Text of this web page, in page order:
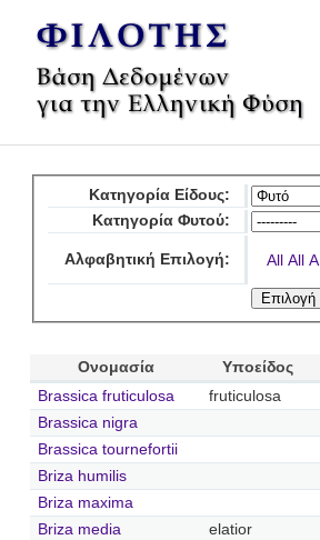
Κατηγορία Είδους:
Κατηγορία Φυτού:
Αλφαβητική Επιλογή: All All A
Ονομασία Υποείδος
Brassica fruticulosa
fruticulosa
Brassica nigra
Brassica tournefortii
Briza humilis
Briza maxima
Briza media
elatior